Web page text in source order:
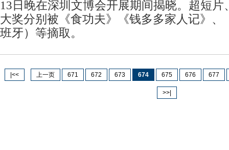
13日晚在深圳文博会开展期间揭晓。超短片
大奖分别被《食功夫》《钱多多家人记》、
班牙）等摘取。
|<< 上一页 671 672 673 674 675 676 677
>>|